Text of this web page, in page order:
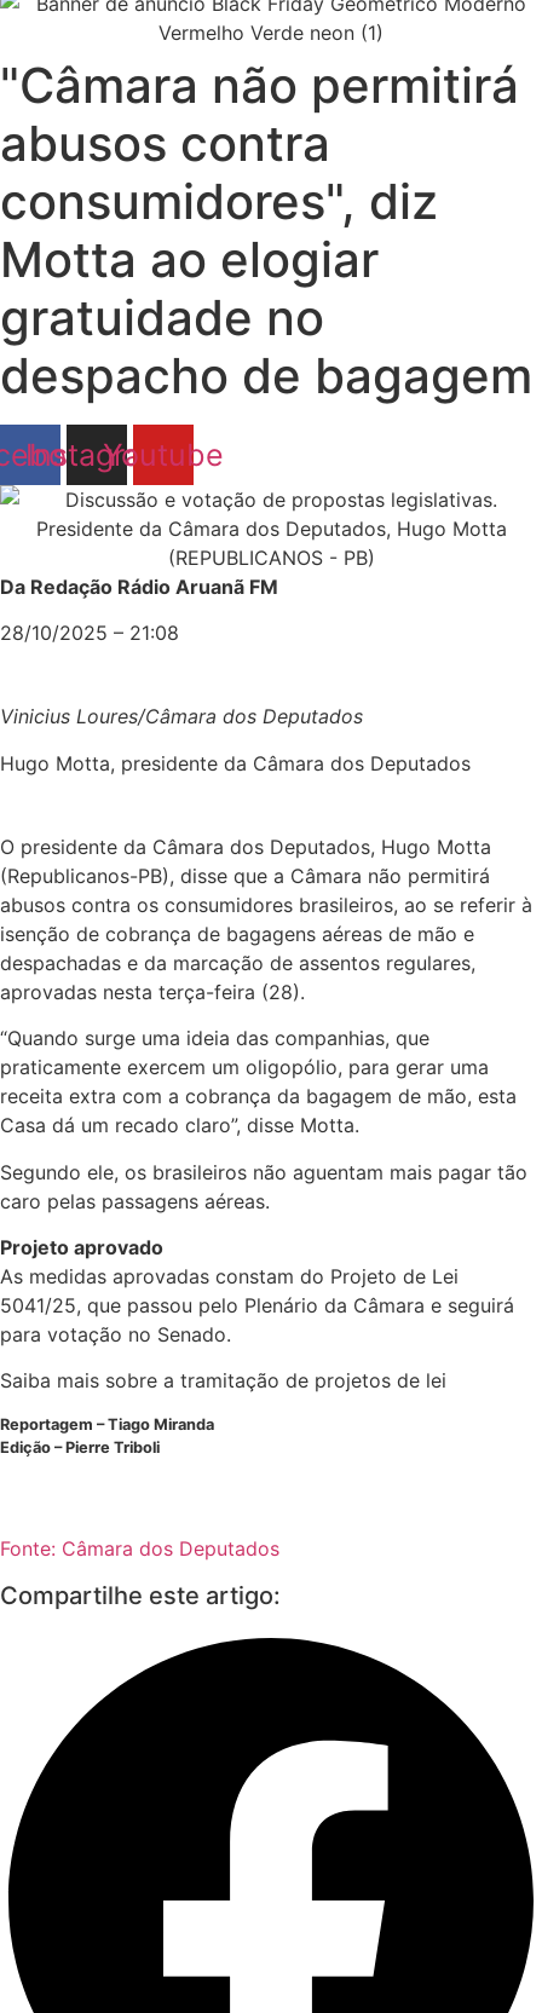
"Câmara não permitirá
abusos contra
consumidores", diz
Motta ao elogiar
gratuidade no
despacho de bagagem
Instagram
Youtube
Da Redação Rádio Aruanã FM
28/10/2025 – 21:08
Vinicius Loures/Câmara dos Deputados
Hugo Motta, presidente da Câmara dos Deputados
O presidente da Câmara dos Deputados, Hugo Motta
(Republicanos-PB), disse que a Câmara não permitirá
abusos contra os consumidores brasileiros, ao se referir à
isenção de cobrança de bagagens aéreas de mão e
despachadas e da marcação de assentos regulares,
aprovadas nesta terça-feira (28).
“Quando surge uma ideia das companhias, que
praticamente exercem um oligopólio, para gerar uma
receita extra com a cobrança da bagagem de mão, esta
Casa dá um recado claro”, disse Motta.
Segundo ele, os brasileiros não aguentam mais pagar tão
caro pelas passagens aéreas.
Projeto aprovado
As medidas aprovadas constam do Projeto de Lei
5041/25, que passou pelo Plenário da Câmara e seguirá
para votação no Senado.
Saiba mais sobre a tramitação de projetos de lei
Reportagem – Tiago Miranda
Edição – Pierre Triboli
Fonte: Câmara dos Deputados
Compartilhe este artigo: